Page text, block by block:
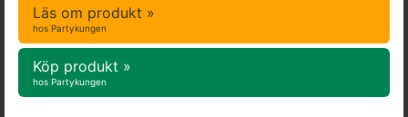
Läs om produkt »
hos Partykungen
Köp produkt »
hos Partykungen